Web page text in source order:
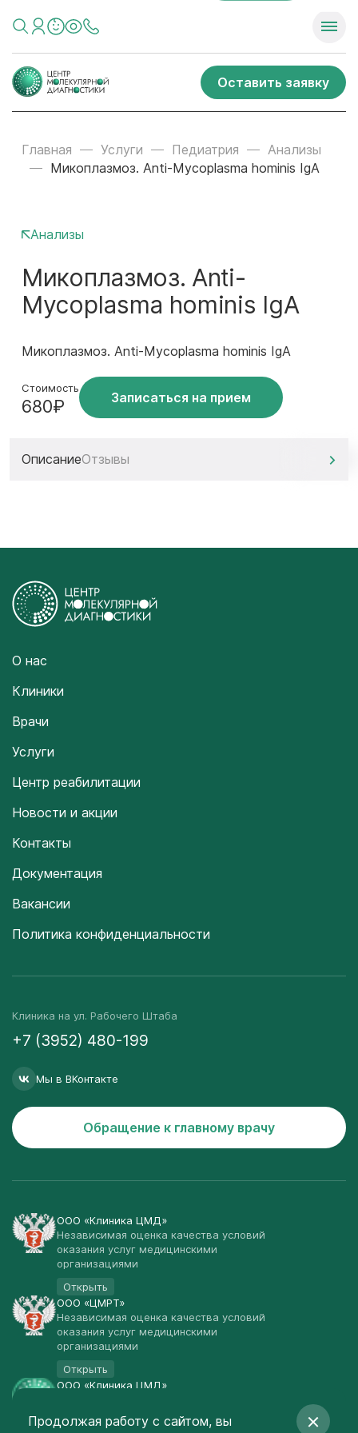
Оставить заявку
Главная Услуги Педиатрия
Анализы
Микоплазмоз. Anti-Mycoplasma hominis IgА
Анализы
Микоплазмоз. Anti-
Mycoplasma hominis IgА
Микоплазмоз. Anti-Mycoplasma hominis IgА
Стоимость
680₽ Записаться на прием
ОписаниеОтзывы
О нас
Клиники
Врачи
Услуги
Центр реабилитации
Новости и акции
Контакты
Документация
Вакансии
Политика конфиденциальности
Клиника на ул. Рабочего Штаба
+7 (3952) 480-199
Мы в ВКонтакте
Обращение к главному врачу
ООО «Клиника ЦМД»
Независимая оценка качества условий
оказания услуг медицинскими
организациями
Открыть
ООО «ЦМРТ»
Независимая оценка качества условий
оказания услуг медицинскими
организациями
Открыть
ООО «Клиника ЦМД»
Открыть
Продолжая работу с сайтом, вы